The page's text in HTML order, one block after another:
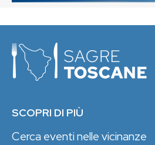
SCOPRI DI PIÙ
Cerca eventi nelle vicinanze